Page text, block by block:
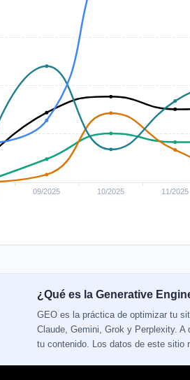
¿Qué es la Generative
GEO es la práctica de optimizar tu
Claude, Gemini, Grok y Perplexity.
tu contenido. Los datos de este sitio